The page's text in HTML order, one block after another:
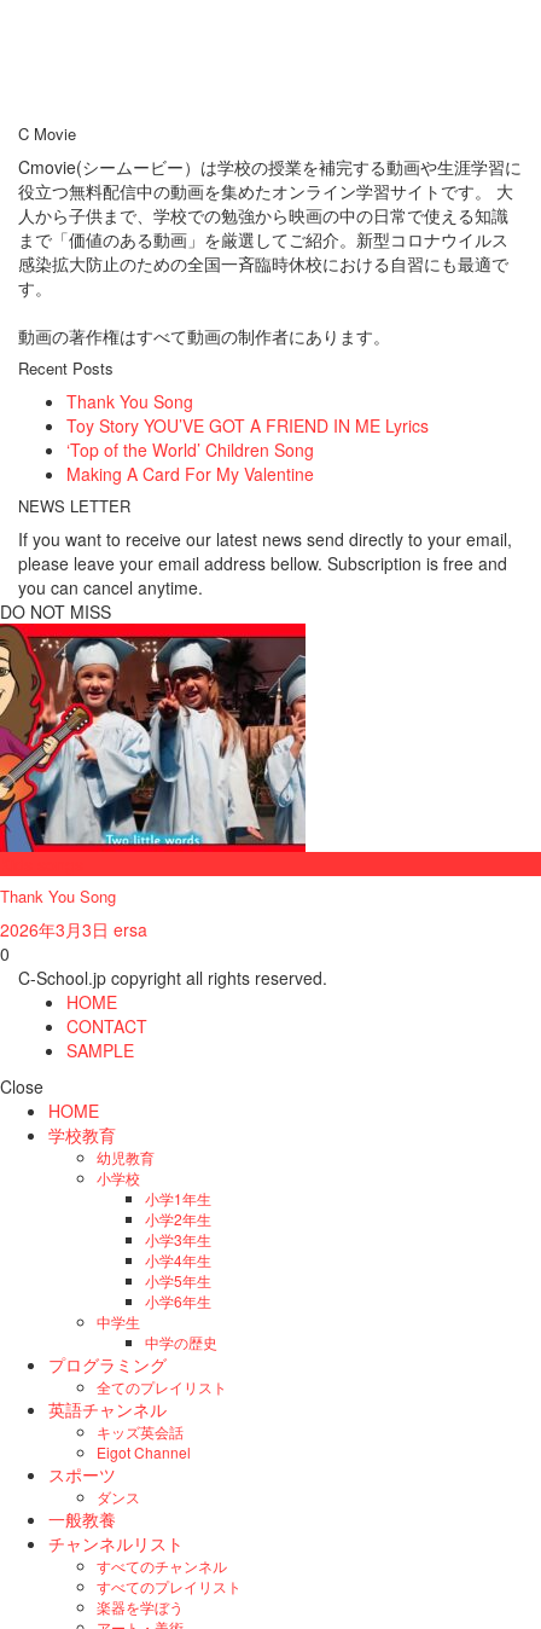
C Movie
Cmovie(シームービー）は学校の授業を補完する動画や生涯学習に
役立つ無料配信中の動画を集めたオンライン学習サイトです。 大
人から子供まで、学校での勉強から映画の中の日常で使える知識
まで「価値のある動画」を厳選してご紹介。新型コロナウイルス
感染拡大防止のための全国一斉臨時休校における自習にも最適で
す。
動画の著作権はすべて動画の制作者にあります。
Recent Posts
Thank You Song
Toy Story YOU’VE GOT A FRIEND IN ME Lyrics
‘Top of the World’ Children Song
Making A Card For My Valentine
NEWS LETTER
If you want to receive our latest news send directly to your email,
please leave your email address bellow. Subscription is free and
you can cancel anytime.
DO NOT MISS
Thank You Song
2026年3月3日 ersa
0
C-School.jp copyright all rights reserved.
HOME
CONTACT
SAMPLE
Close
HOME
学校教育
幼児教育
小学校
小学1年生
小学2年生
小学3年生
小学4年生
小学5年生
小学6年生
中学生
中学の歴史
プログラミング
全てのプレイリスト
英語チャンネル
キッズ英会話
Eigot Channel
スポーツ
ダンス
一般教養
チャンネルリスト
すべてのチャンネル
すべてのプレイリスト
楽器を学ぼう